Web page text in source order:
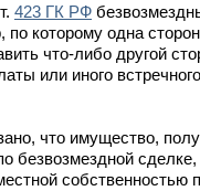
423 ГК РФ
по которому одна
что-либо другой
или иного встречного
что имущество,
безвозмездной
собственностью